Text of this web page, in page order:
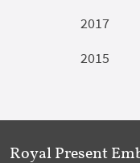
2017
2015
Royal Present